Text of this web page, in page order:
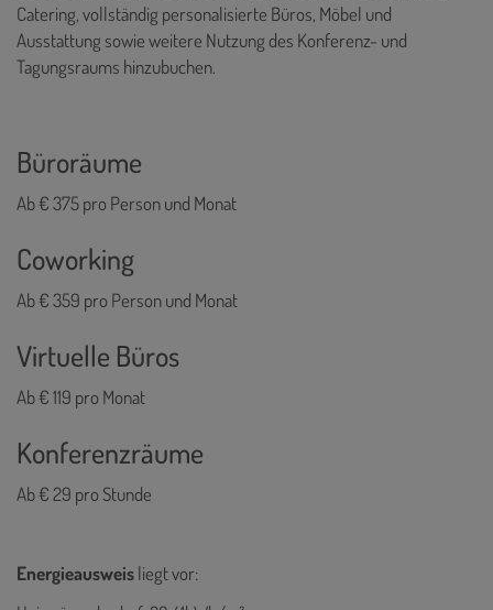
Catering, vollständig personalisierte Büros, Möbel und
Ausstattung sowie weitere Nutzung des Konferenz- und
Tagungsraums hinzubuchen.
Büroräume
Ab € 375 pro Person und Monat
Coworking
Ab € 359 pro Person und Monat
Virtuelle Büros
Ab € 119 pro Monat
Konferenzräume
Ab € 29 pro Stunde
Energieausweisliegt vor: